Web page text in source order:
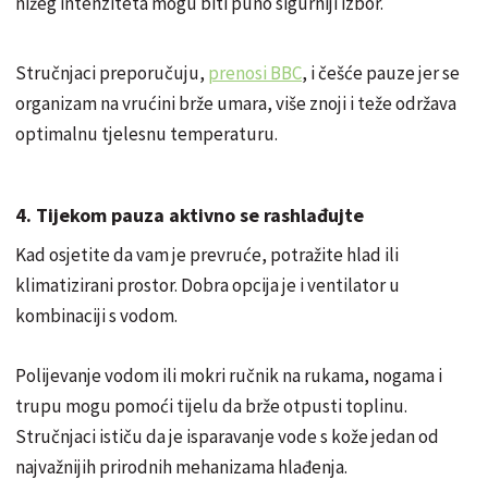
Stručnjaci preporučuju, prenosi BBC, i češće pauze jer se
organizam na vrućini brže umara, više znoji i teže održava
optimalnu tjelesnu temperaturu.
4. Tijekom pauza aktivno se rashlađujte
Kad osjetite da vam je prevruće, potražite hlad ili
klimatizirani prostor. Dobra opcija je i ventilator u
kombinaciji s vodom.
Polijevanje vodom ili mokri ručnik na rukama, nogama i
trupu mogu pomoći tijelu da brže otpusti toplinu.
Stručnjaci ističu da je isparavanje vode s kože jedan od
najvažnijih prirodnih mehanizama hlađenja.